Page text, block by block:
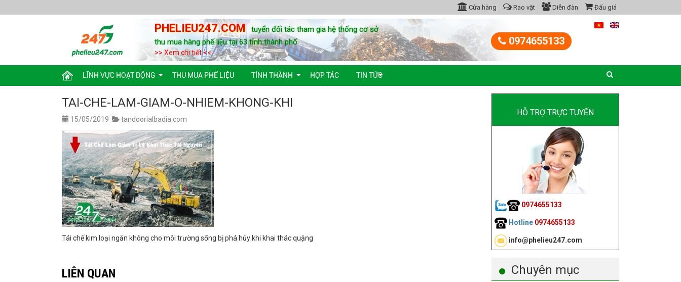
Cửa hàng Rao vặt Diễn đàn Đấu giá
PHELIEU247.COM
tuyển đối tác tham gia hệ thống cơ sở
thu mua hàng phế liệu tại 63 tỉnh thành phố
>> Xem chi tiết <<
0974655133
LĨNH VỰC HOẠT ĐỘNG THU MUA PHẾ LIỆU TỈNH THÀNH HỢP TÁC TIN TỨC
TAI-CHE-LAM-GIAM-O-NHIEM-KHONG-KHI
15/05/2019 tandoorialbadia.com
Tái chế kim loại ngăn không cho môi trường sống bị phá hủy khi khai thác quặng
LIÊN QUAN
HỖ TRỢ TRỰC TUYẾN
0974655133
Hotline 0974655133
info@phelieu247.com
Chuyên mục